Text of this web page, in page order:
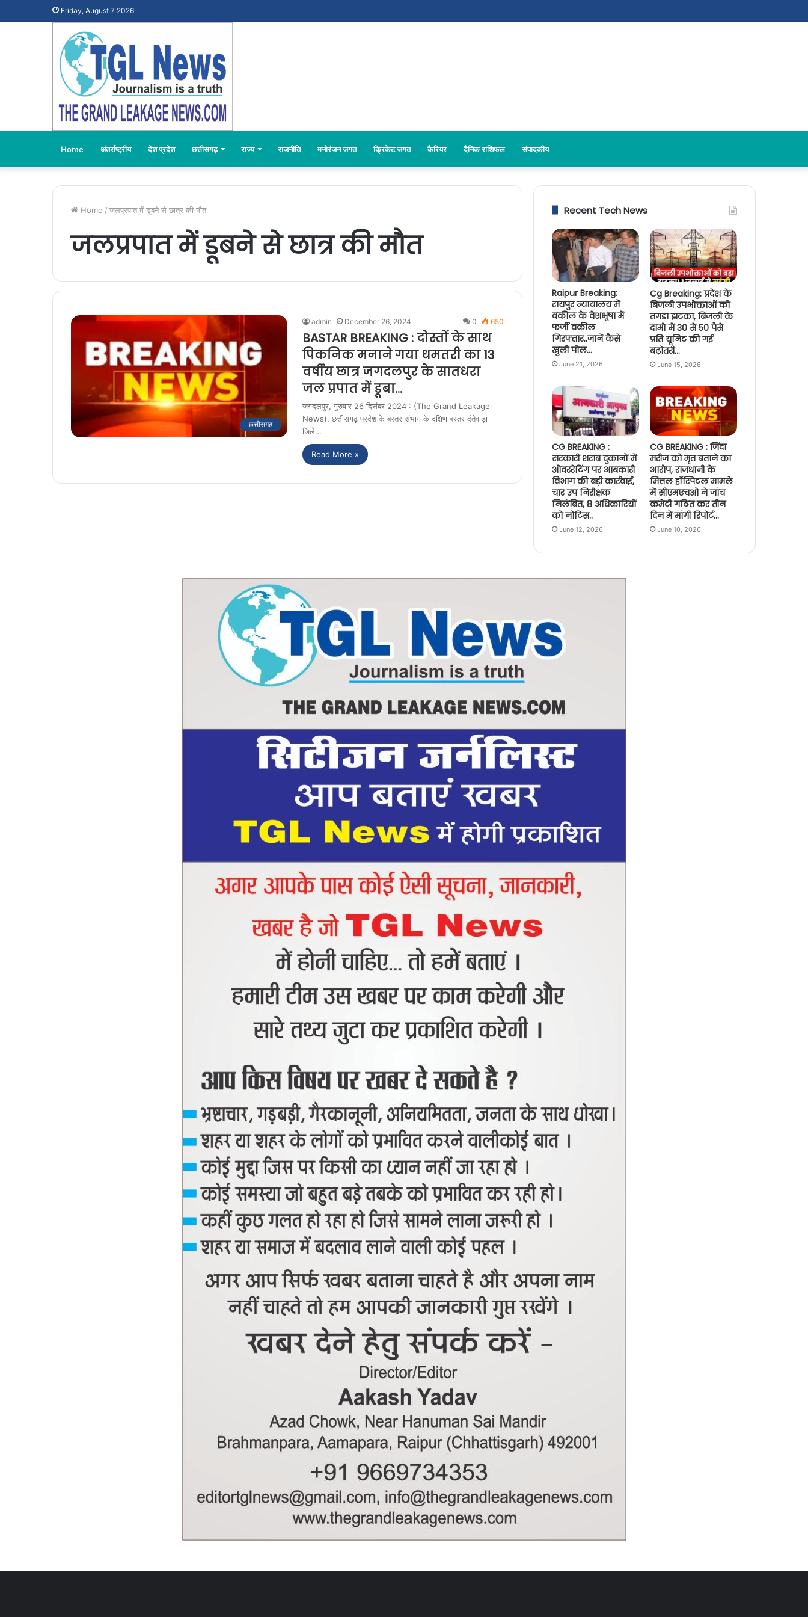
Friday, August 7 2026
Home अंतर्राष्ट्रीय देश प्रदेश छत्तीसगढ़ राज्य राजनीति मनोरंजन जगत क्रिकेट जगत कैरियर दैनिक राशिफल संपादकीय
Home / जलप्रपात में डूबने से छात्र की मौत
जलप्रपात में डूबने से छात्र की मौत
छत्तीसगढ़
admin December 26, 2024 0 650
BASTAR BREAKING : दोस्तों के साथ
पिकनिक मनाने गया धमतरी का 13
वर्षीय छात्र जगदलपुर के सातधरा
जल प्रपात में डूबा…
जगदलपुर, गुरुवार 26 दिसंबर 2024 : (The Grand Leakage
News). छत्तीसगढ़ प्रदेश के बस्तर संभाग के दक्षिण बस्तर दंतेवाड़ा
जिले…
Read More »
Recent Tech News
Raipur Breaking:
रायपुर न्यायालय में
वकील के वेशभूषा में
फर्जी वकील
गिरफ्तार..जानें कैसे
खुली पोल…
June 21, 2026
Cg Breaking: प्रदेश के
बिजली उपभोक्ताओं को
तगड़ा झटका, बिजली के
दामों में 30 से 50 पैसे
प्रति यूनिट की गई
बढ़ोतरी…
June 15, 2026
CG BREAKING :
सरकारी शराब दुकानों में
ओवररेटिंग पर आबकारी
विभाग की बड़ी कार्रवाई,
चार उप निरीक्षक
निलंबित, 8 अधिकारियों
को नोटिस..
June 12, 2026
CG BREAKING : जिंदा
मरीज को मृत बताने का
आरोप, राजधानी के
मित्तल हॉस्पिटल मामले
में सीएमएचओ ने जांच
कमेटी गठित कर तीन
दिन में मांगी रिपोर्ट…
June 10, 2026